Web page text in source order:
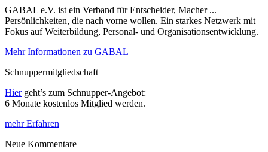
GABAL e.V. ist ein Verband für Entscheider, Macher ...
Persönlichkeiten, die nach vorne wollen. Ein starkes Netzwerk mit
Fokus auf Weiterbildung, Personal- und Organisationsentwicklung.
Mehr Informationen zu GABAL
Schnuppermitgliedschaft
Hiergeht’s zum Schnupper-Angebot:
6 Monate kostenlos Mitglied werden.
mehr Erfahren
Neue Kommentare